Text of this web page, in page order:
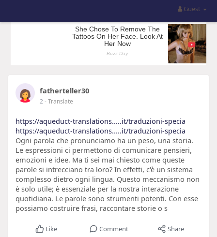
Guest
fatherteller30
2- Translate
https://aqueduct-translations.....it/traduzioni-specia
https://aqueduct-translations.....it/traduzioni-specia
Ogni parola che pronunciamo ha un peso, una storia.
Le espressioni ci permettono di comunicare pensieri,
emozioni e idee. Ma ti sei mai chiesto come queste
parole si intrecciano tra loro? In effetti, c'è un sistema
complesso dietro ogni lingua. Questo meccanismo non
è solo utile; è essenziale per la nostra interazione
quotidiana. Le parole sono strumenti potenti. Con esse
possiamo costruire frasi, raccontare storie o s
Like Comment Share